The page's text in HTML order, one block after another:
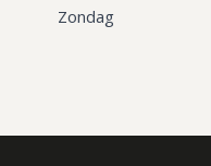
Zondag